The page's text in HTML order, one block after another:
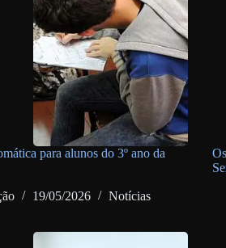
para alunos do 3º ano da
19/05/2026 Notícias